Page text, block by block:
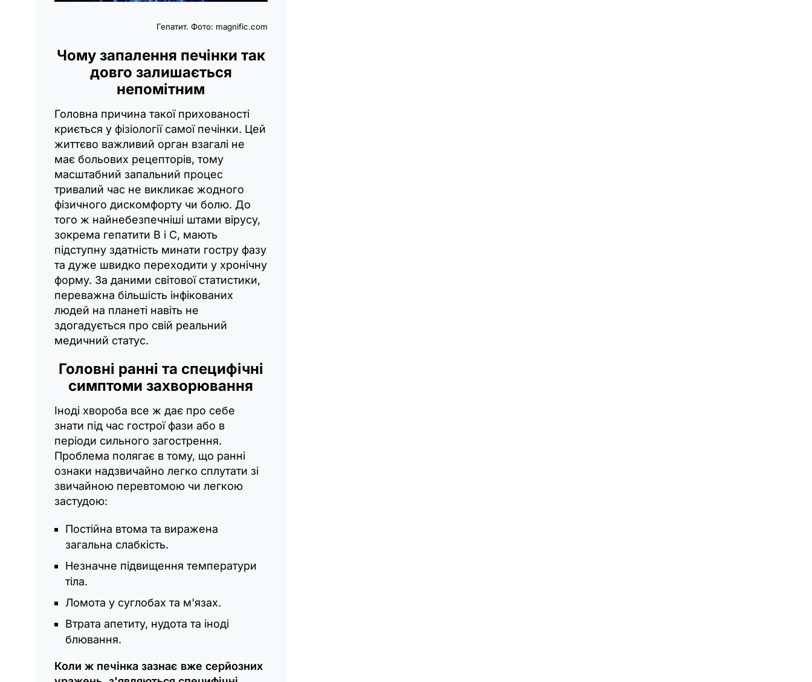
Гепатит. Фото: magnific.com
Чому запалення печінки так
довго залишається
непомітним
Головна причина такої прихованості
криється у фізіології самої печінки. Цей
життєво важливий орган взагалі не
має больових рецепторів, тому
масштабний запальний процес
тривалий час не викликає жодного
фізичного дискомфорту чи болю. До
того ж найнебезпечніші штами вірусу,
зокрема гепатити B і C, мають
підступну здатність минати гостру фазу
та дуже швидко переходити у хронічну
форму. За даними світової статистики,
переважна більшість інфікованих
людей на планеті навіть не
здогадується про свій реальний
медичний статус.
Головні ранні та специфічні
симптоми захворювання
Іноді хвороба все ж дає про себе
знати під час гострої фази або в
періоди сильного загострення.
Проблема полягає в тому, що ранні
ознаки надзвичайно легко сплутати зі
звичайною перевтомою чи легкою
застудою:
Постійна втома та виражена
загальна слабкість.
Незначне підвищення температури
тіла.
Ломота у суглобах та м'язах.
Втрата апетиту, нудота та іноді
блювання.
Коли ж печінка зазнає вже серйозних